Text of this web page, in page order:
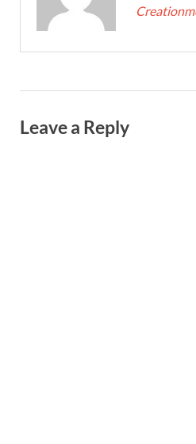
Leave a Reply